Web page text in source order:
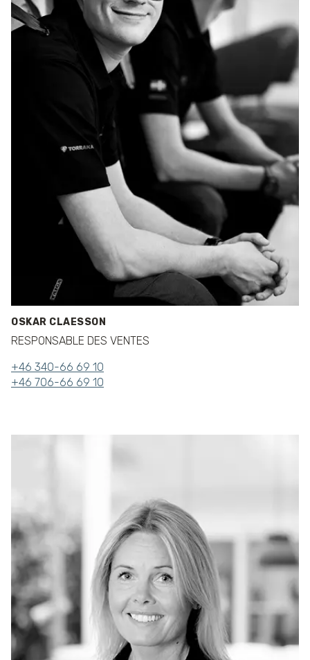
OSKAR CLAESSON
RESPONSABLE DES VENTES
+46 340-66 69 10
+46 706-66 69 10